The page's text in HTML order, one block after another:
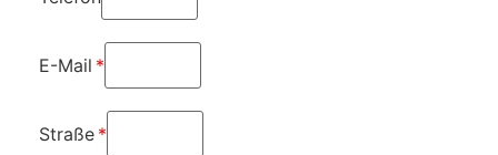
E-Mail
Straße